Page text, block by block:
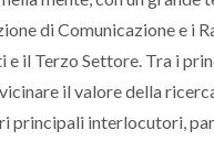
di Comunicazione e i
e il Terzo Settore. Tra i
il valore della
principali interlocutori,